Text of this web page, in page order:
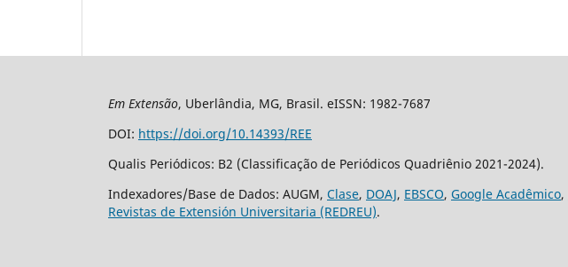
Em Extensão, Uberlândia, MG, Brasil. eISSN: 1982-7687
DOI: https://doi.org/10.14393/REE
Qualis Periódicos: B2 (Classificação de Periódicos Quadriênio 2021-2024).
Indexadores/Base de Dados: AUGM, Clase, DOAJ, EBSCO, Google Acadêmico,
Revistas de Extensión Universitaria (REDREU).